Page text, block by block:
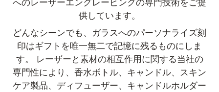
へのレーザーエングレービングの専門技術をご提
供しています。
どんなシーンでも、ガラスへのパーソナライズ刻
印はギフトを唯一無二で記憶に残るものにしま
す。 レーザーと素材の相互作用に関する当社の
専門性により、香水ボトル、キャンドル、スキン
ケア製品、ディフューザー、キャンドルホルダー